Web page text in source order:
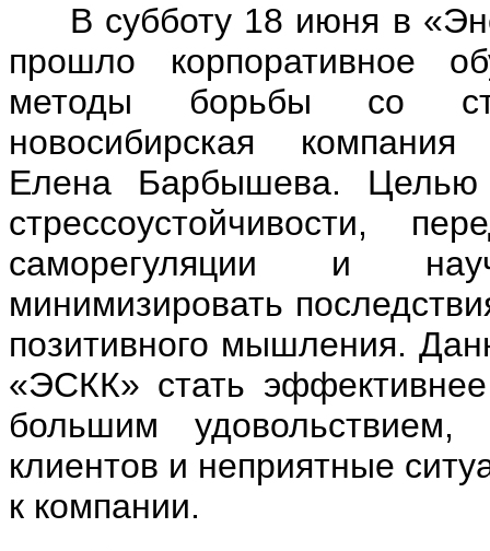
В субботу 18 июня в
прошло корпоративное
методы борьбы со
новосибирская
Елена Барбышева. Целью
стрессоустойчивости,
саморегуляции и
минимизировать
позитивного мышления.
«ЭСКК» стать
большим
клиентов и неприятные
к компании.